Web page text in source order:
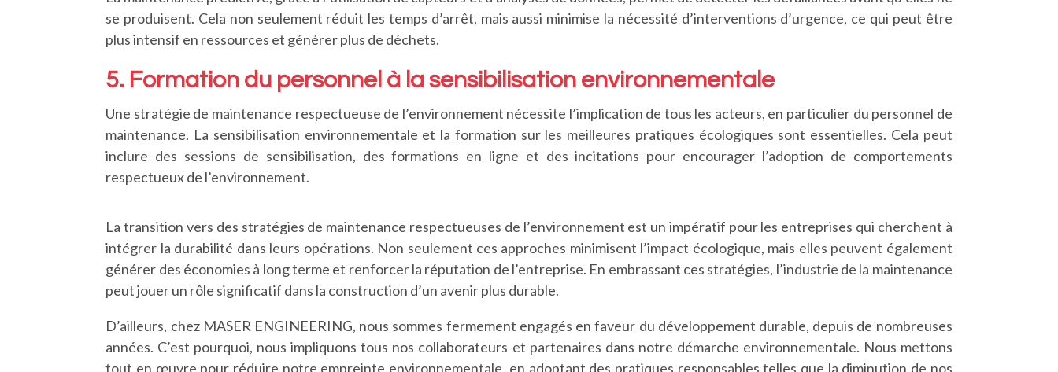
se produisent. Cela non seulement réduit les temps d’arrêt, mais aussi minimise la nécessité d’interventions d’urgence, ce qui peut être
plus intensif en ressources et générer plus de déchets.
5. Formation du personnel à la sensibilisation environnementale
Une stratégie de maintenance respectueuse de l’environnement nécessite l’implication de tous les acteurs, en particulier du personnel de
maintenance. La sensibilisation environnementale et la formation sur les meilleures pratiques écologiques sont essentielles. Cela peut
inclure des sessions de sensibilisation, des formations en ligne et des incitations pour encourager l’adoption de comportements
respectueux de l’environnement.
La transition vers des stratégies de maintenance respectueuses de l’environnement est un impératif pour les entreprises qui cherchent à
intégrer la durabilité dans leurs opérations. Non seulement ces approches minimisent l’impact écologique, mais elles peuvent également
générer des économies à long terme et renforcer la réputation de l’entreprise. En embrassant ces stratégies, l’industrie de la maintenance
peut jouer un rôle significatif dans la construction d’un avenir plus durable.
D’ailleurs, chez MASER ENGINEERING, nous sommes fermement engagés en faveur du développement durable, depuis de nombreuses
années. C’est pourquoi, nous impliquons tous nos collaborateurs et partenaires dans notre démarche environnementale. Nous mettons
tout en œuvre pour réduire notre empreinte environnementale, en adoptant des pratiques responsables telles que la diminution de nos